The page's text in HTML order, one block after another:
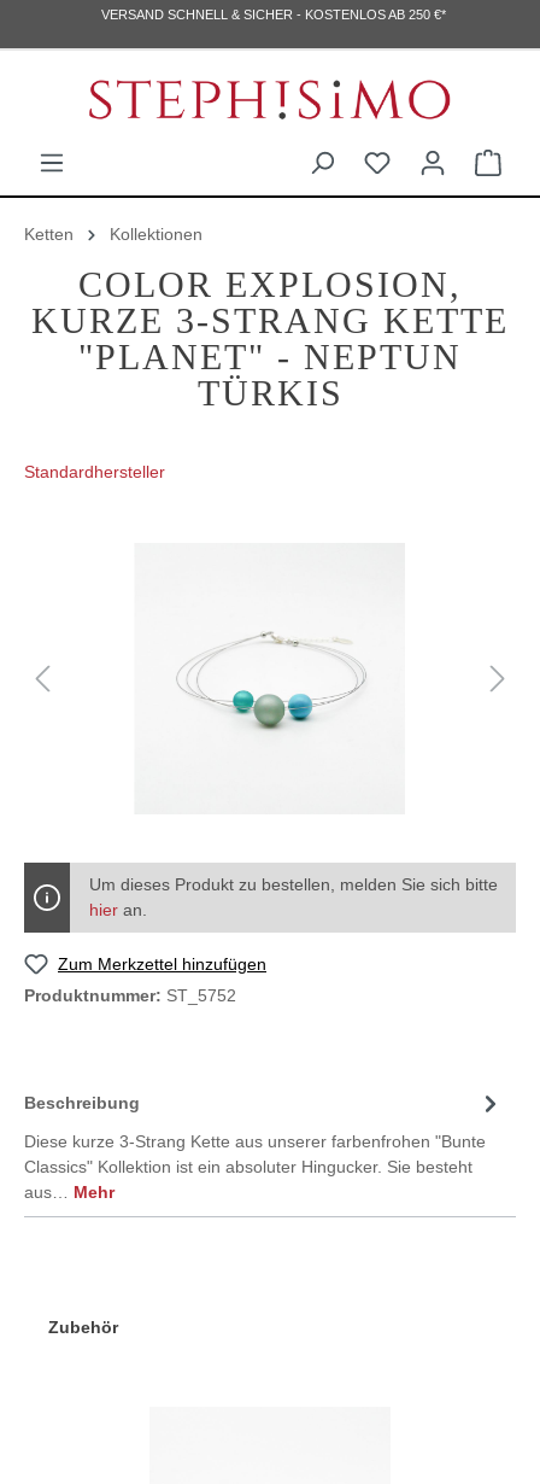
VERSAND SCHNELL & SICHER - KOSTENLOS AB 250 €*
Ketten Kollektionen
COLOR EXPLOSION,
KURZE 3-STRANG KETTE
"PLANET" - NEPTUN
TÜRKIS
Standardhersteller
Um dieses Produkt zu bestellen, melden Sie sich bitte
hier an.
Zum Merkzettel hinzufügen
Produktnummer: ST_5752
Beschreibung
Diese kurze 3-Strang Kette aus unserer farbenfrohen "Bunte
Classics" Kollektion ist ein absoluter Hingucker. Sie besteht
aus… Mehr
Zubehör